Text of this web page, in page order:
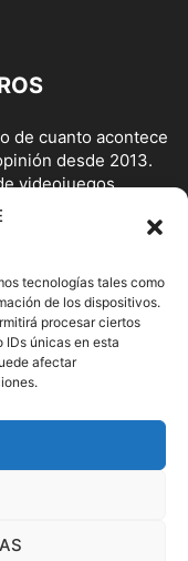
tecnologías tales como
de los dispositivos.
procesar ciertos
únicas en esta
afectar
de cuanto acontece
desde 2013.
videojuegos.